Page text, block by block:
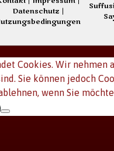
Datenschutz |
Cookies. Wir nehmen
Sie können jedoch
wenn Sie